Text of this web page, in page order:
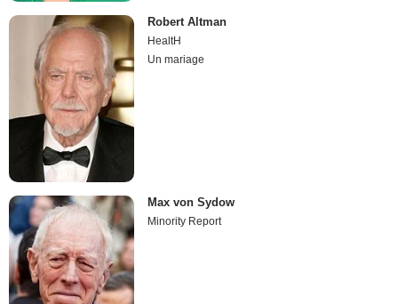
Robert Altman
HealtH
Un mariage
Max von Sydow
Minority Report